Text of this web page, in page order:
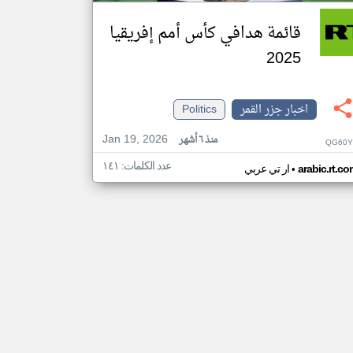
قائمة هدافي كأس أمم إفريقيا
2025
اخبار جزر القمر
Politics
Jan 19, 2026
منذ ٦ أشهر
ار تي عربي• عدد الكلمات: ١٤١